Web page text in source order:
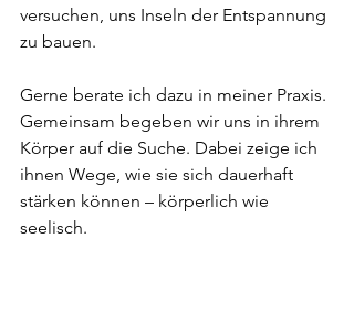
versuchen, uns Inseln der Entspannung
zu bauen.
Gerne berate ich dazu in meiner Praxis.
Gemeinsam begeben wir uns in ihrem
Körper auf die Suche. Dabei zeige ich
ihnen Wege, wie sie sich dauerhaft
stärken können – körperlich wie
seelisch.